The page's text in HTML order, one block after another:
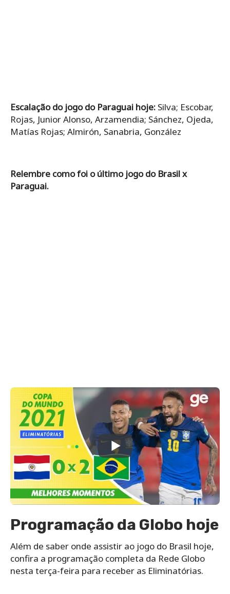
Escalação do jogo do Paraguai hoje: Silva; Escobar,
Rojas, Junior Alonso, Arzamendia; Sánchez, Ojeda,
Matías Rojas; Almirón, Sanabria, González
Relembre como foi o último jogo do Brasil x
Paraguai.
Programação da Globo hoje
Além de saber onde assistir ao jogo do Brasil hoje,
confira a programação completa da Rede Globo
nesta terça-feira para receber as Eliminatórias.